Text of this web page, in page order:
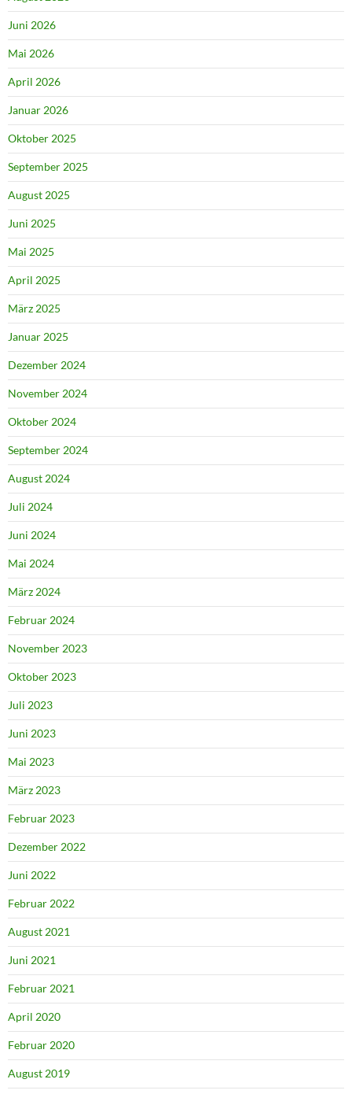
Juni 2026
Mai 2026
April 2026
Januar 2026
Oktober 2025
September 2025
August 2025
Juni 2025
Mai 2025
April 2025
März 2025
Januar 2025
Dezember 2024
November 2024
Oktober 2024
September 2024
August 2024
Juli 2024
Juni 2024
Mai 2024
März 2024
Februar 2024
November 2023
Oktober 2023
Juli 2023
Juni 2023
Mai 2023
März 2023
Februar 2023
Dezember 2022
Juni 2022
Februar 2022
August 2021
Juni 2021
Februar 2021
April 2020
Februar 2020
August 2019